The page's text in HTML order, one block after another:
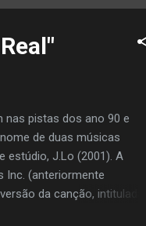
nas pistas dos ano 90 e
de duas músicas
estúdio, J.Lo (2001). A
Inc. (anteriormente
da canção, intitulada